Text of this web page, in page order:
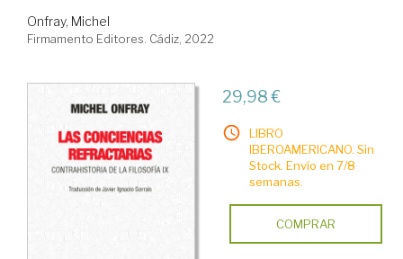
Onfray, Michel
Firmamento Editores. Cádiz, 2022
29,98 €
LIBRO
IBEROAMERICANO. Sin
Stock. Envío en 7/8
semanas.
COMPRAR